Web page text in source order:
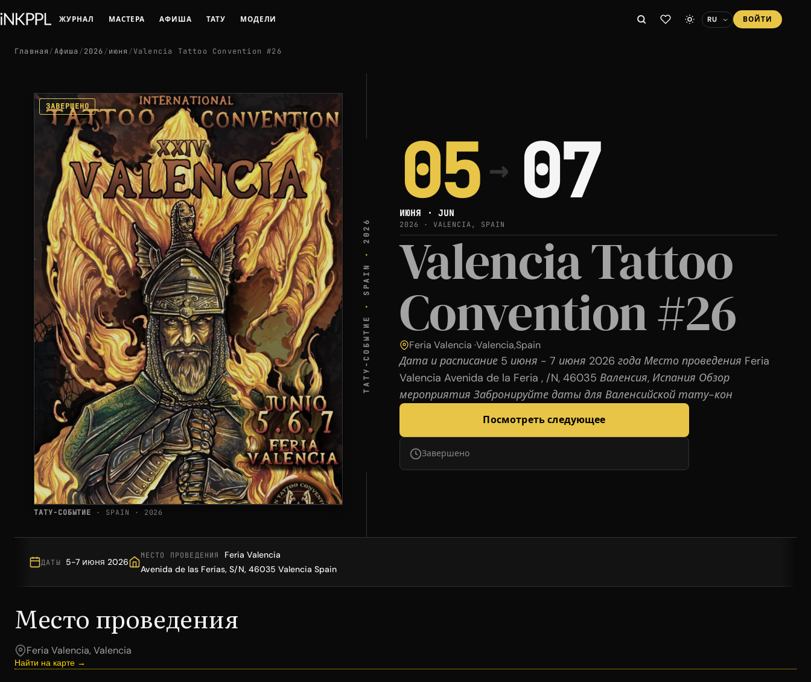
ЖУРНАЛ МАСТЕРА АФИША ТАТУ МОДЕЛИ ВОЙТИ
Главная/Афиша /2026/июня /Valencia Tattoo Convention #26
ЗАВЕРШЕНО
ТАТУ-СОБЫТИЕ · SPAIN · 2026
ТАТУ-СОБЫТИЕ
·
SPAIN
·
2026
05 → 07
ИЮНЯ · JUN
2026 · VALENCIA, SPAIN
Valencia Tattoo
Convention #26
Feria Valencia ·Valencia,Spain
Дата и расписание 5 июня - 7 июня 2026 года Место проведения Feria
Valencia Avenida de la Feria , /N, 46035 Валенсия, Испания Обзор
мероприятия Забронируйте даты для Валенсийской тату-кон
Посмотреть следующее
Завершено
ДАТЫ 5-7 июня 2026
МЕСТО ПРОВЕДЕНИЯ
Feria Valencia
Avenida de las Ferias, S/N, 46035 Valencia Spain
Место проведения
Feria Valencia, Valencia
Найти на карте →